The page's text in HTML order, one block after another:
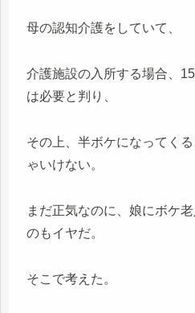
母の認知介護をしていて、
介護施設の入所する場合、
は必要と判り、
その上、半ボケになってく
ゃいけない。
まだ正気なのに、娘にボケ
のもイヤだ。
そこで考えた。